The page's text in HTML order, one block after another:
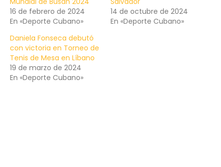
16 de febrero de 2024
En «Deporte Cubano»
14 de octubre de 2024
En «Deporte Cubano»
Daniela Fonseca debutó
con victoria en Torneo de
Tenis de Mesa en Líbano
19 de marzo de 2024
En «Deporte Cubano»